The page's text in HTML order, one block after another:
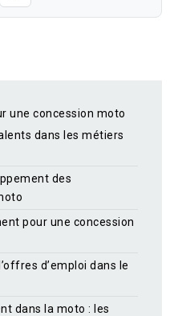
une concession moto
dans les métiers
des
pour une concession
d’emploi dans le
dans la moto : les